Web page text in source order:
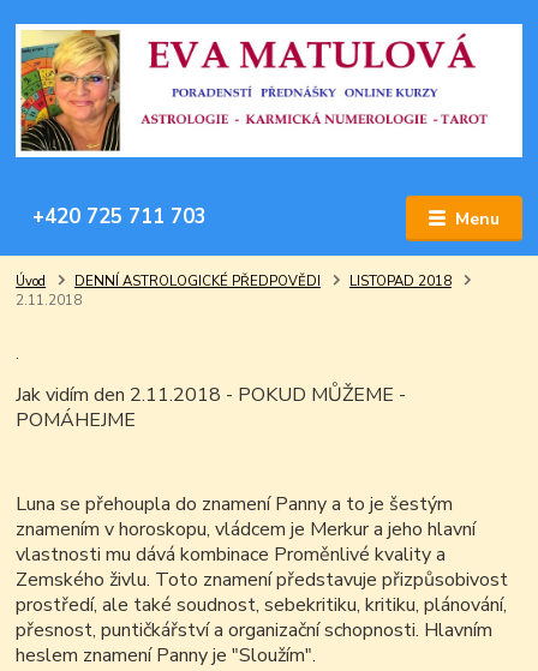
Menu
+420 725 711 703
Úvod DENNÍ ASTROLOGICKÉ PŘEDPOVĚDI
LISTOPAD 2018
2.11.2018
.
Jak vidím den 2.11.2018 - POKUD MŮŽEME -
POMÁHEJME
Luna se přehoupla do znamení Panny a to je šestým
znamením v horoskopu, vládcem je Merkur a jeho hlavní
vlastnosti mu dává kombinace Proměnlivé kvality a
Zemského živlu. Toto znamení představuje přizpůsobivost
prostředí, ale také soudnost, sebekritiku, kritiku, plánování,
přesnost, puntičkářství a organizační schopnosti. Hlavním
heslem znamení Panny je "Sloužím".